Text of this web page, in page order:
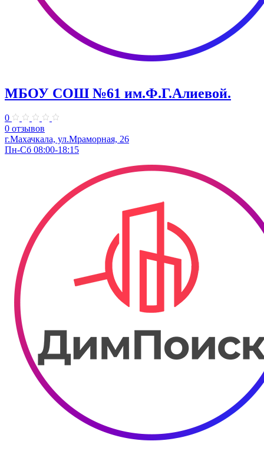
МБОУ СОШ №61 им.Ф.Г.Алиевой.
0
0 отзывов
г.Махачкала, ул.Мраморная, 26
Пн-Сб 08:00-18:15